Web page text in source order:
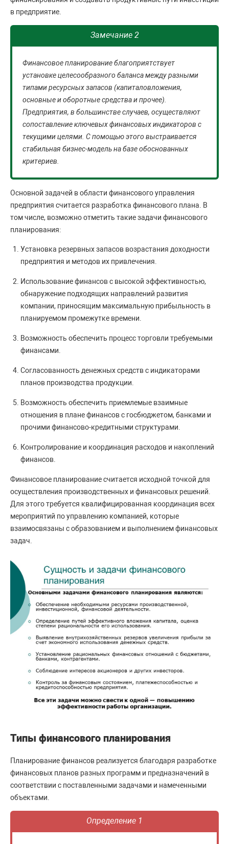
в предприятие.
Замечание 2
Финансовое планирование благоприятствует
установке целесообразного баланса между разными
типами ресурсных запасов (капиталовложения,
основные и оборотные средства и прочее).
Предприятия, в большинстве случаев, осуществляют
сопоставление ключевых финансовых индикаторов с
текущими целями. С помощью этого выстраивается
стабильная бизнес-модель на базе обоснованных
критериев.
Основной задачей в области финансового управления
предприятия считается разработка финансового плана. В
том числе, возможно отметить такие задачи финансового
планирования:
Установка резервных запасов возрастания доходности
предприятия и методов их привлечения.
Использование финансов с высокой эффективностью,
обнаружение подходящих направлений развития
компании, приносящим максимальную прибыльность в
планируемом промежутке времени.
Возможность обеспечить процесс торговли требуемыми
финансами.
Согласованность денежных средств с индикаторами
планов производства продукции.
Возможность обеспечить приемлемые взаимные
отношения в плане финансов с госбюджетом, банками и
прочими финансово-кредитными структурами.
Контролирование и координация расходов и накоплений
финансов.
Финансовое планирование считается исходной точкой для
осуществления производственных и финансовых решений.
Для этого требуется квалифицированная координация всех
мероприятий по управлению компанией, которые
взаимосвязаны с образованием и выполнением финансовых
задач.
Типы финансового планирования
Планирование финансов реализуется благодаря разработке
финансовых планов разных программ и предназначений в
соответствии с поставленными задачами и намеченными
объектами.
Определение 1